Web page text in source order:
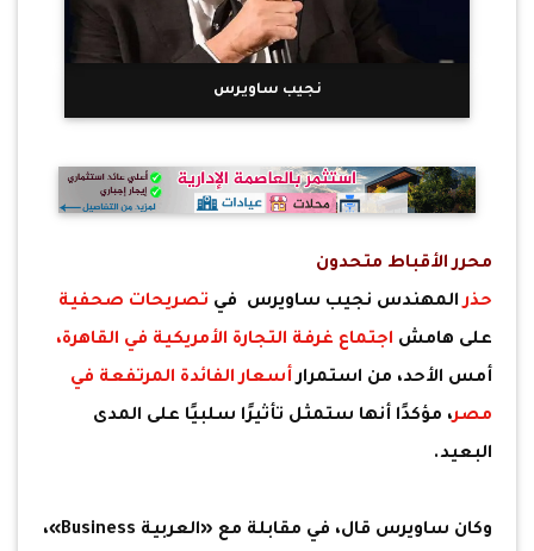
نجيب ساويرس
محرر الأقباط متحدون
حذرالمهندس نجيب ساويرس في تصريحات صحفية
على هامش اجتماع غرفة التجارة الأمريكية في القاهرة،
أمس الأحد، من استمرارأسعار الفائدة المرتفعة في
مصر، مؤكدًا أنها ستمثل تأثيرًا سلبيًا على المدى
البعيد.
وكان ساويرس قال، في مقابلة مع «العربية Business»،